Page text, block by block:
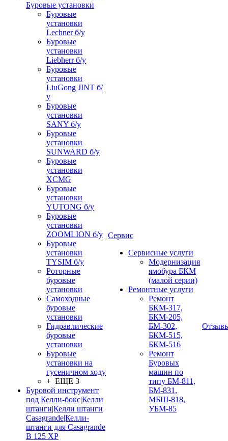
Буровые установки
Буровые
установки
Lechner б/у
Буровые
установки
Liebherr б/у
Буровые
установки
LiuGong JINT б/
у
Буровые
установки
SANY б/у
Буровые
установки
SUNWARD б/у
Буровые
установки
XCMG
Буровые
установки
YUTONG б/у
Буровые
установки
ZOOMLION б/у
Буровые
установки
TYSIM б/у
Роторные
буровые
установки
Самоходные
буровые
установки
Гидравлические
буровые
установки
Буровые
установки на
гусеничном ходу
+ ЕЩЕ 3
Буровой инструмент
под Келли-бокс|Келли
штанги|Келли штанги
Casagrande|Келли-
штанги для Casagrande
B 125 XP
Сервис
Сервисные услуги
Модернизация
ямобура БКМ
(малой серии)
Ремонтные услуги
Ремонт
БКМ-317,
БКМ-205,
БМ-302,
БКМ-515,
БКМ-516
Ремонт
Буровых
машин по
типу БМ-811,
БМ-831,
МБШ-818,
УБМ-85